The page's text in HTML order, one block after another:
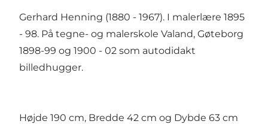
Gerhard Henning (1880 - 1967). I malerlære 1895
- 98. På tegne- og malerskole Valand, Gøteborg
1898-99 og 1900 - 02 som autodidakt
billedhugger.
Højde 190 cm, Bredde 42 cm og Dybde 63 cm